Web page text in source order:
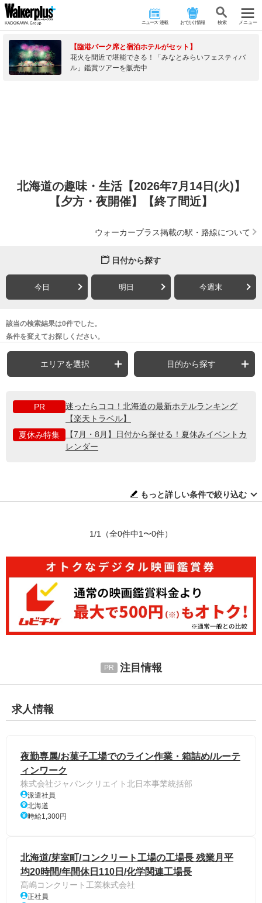
ニュース･連載 おでかけ情報 検 索 メニュー
【臨港パーク席と宿泊ホテルがセット】
花火を間近で堪能できる！「みなとみらいフェスティバ
ル」鑑賞ツアーを販売中
北海道の趣味・生活【2026年7月14日(火)】
【夕方・夜開催】【終了間近】
ウォーカープラス掲載の駅・路線について
日付から探す
今日 明日 今週末
該当の検索結果は0件でした。
条件を変えてお探しください。
エリアを選択 目的から探す
PR
迷ったらココ！北海道の最新ホテルランキング
【楽天トラベル】
夏休み特集
【7月・8月】日付から探せる！夏休みイベントカ
レンダー
もっと詳しい条件で絞り込む
1/1 （全0件中1〜0件）
注目情報
求人情報
夜勤専属/お菓子工場でのライン作業・箱詰め/ルーテ
ィンワーク
株式会社ジャパンクリエイト北日本事業統括部
派遣社員
北海道
時給1,300円
北海道/芽室町/コンクリート工場の工場長 残業月平
均20時間/年間休日110日/化学関連工場長
髙嶋コンクリート工業株式会社
正社員